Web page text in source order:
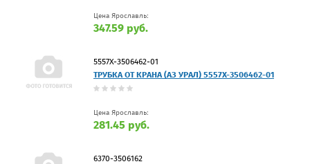
Цена Ярославль:
347.59 руб.
5557Х-3506462-01
ТРУБКА ОТ КРАНА (АЗ УРАЛ) 5557Х-3506462-01
Цена Ярославль:
281.45 руб.
6370-3506162